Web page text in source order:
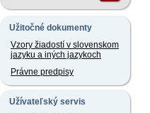
Užitočné dokumenty
Vzory žiadostí v slovenskom
jazyku a iných jazykoch
Právne predpisy
Užívateľský servis